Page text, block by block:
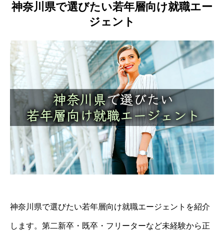
神奈川県で選びたい若年層向け就職エー
ジェント
神奈川県で選びたい若年層向け就職エージェントを紹介
します。第二新卒・既卒・フリーターなど未経験から正